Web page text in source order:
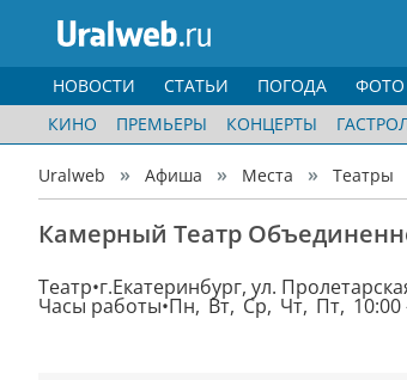
НОВОСТИ СТАТЬИ ПОГОДА ФОТО
КИНО
ПРЕМЬЕРЫ КОНЦЕРТЫ
Uralweb Афиша Места Театры
Камерный Театр
Театр г.Екатеринбург, ул.
Часы работы Пн, Вт, Ср, Чт, Пт, 10:00